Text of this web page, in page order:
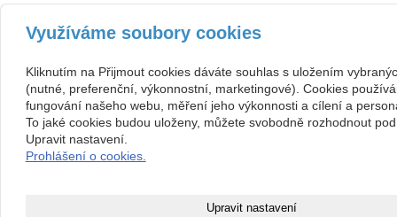
Využíváme soubory cookies
Kliknutím na Přijmout cookies dáváte souhlas s uložením
(nutné, preferenční, výkonnostní, marketingové). Cookies
fungování našeho webu, měření jeho výkonnosti a cílení a
To jaké cookies budou uloženy, můžete svobodně rozhodnout
Upravit nastavení.
Prohlášení o cookies.
Upravit nastavení